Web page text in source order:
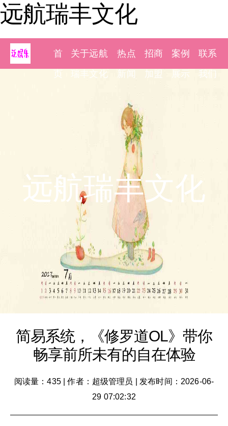
远航瑞丰文化
首
页
关于远航
瑞丰文化
热点
新闻
招商
加盟
案例
展示
联系
我们
远航瑞丰文化
简易系统，《修罗道OL》带你
畅享前所未有的自在体验
阅读量：435|作者：超级管理员
发布时间：2026-06-
29 07:02:32